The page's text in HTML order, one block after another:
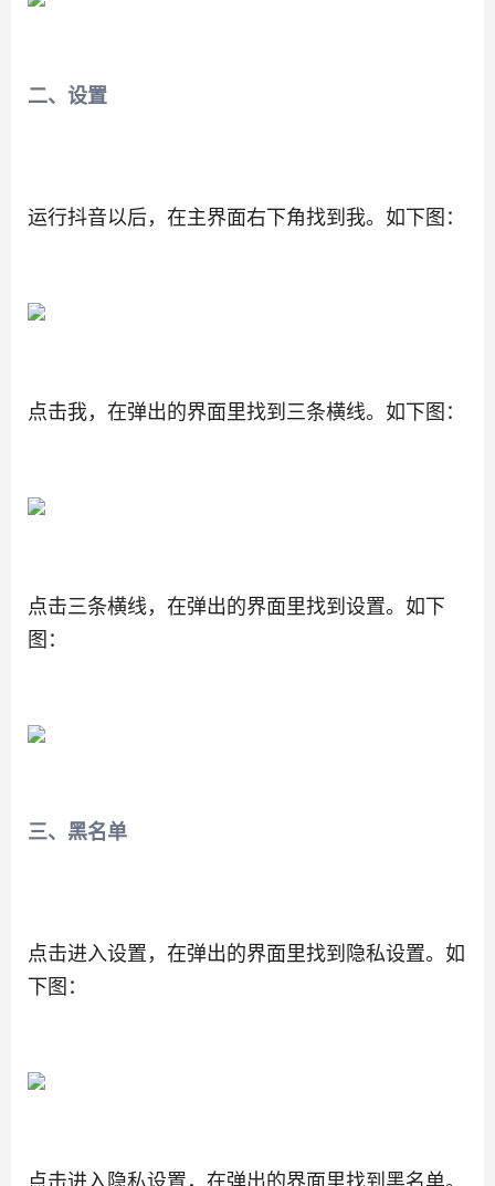
二、设置
运行抖音以后，在主界面右下角找到我。如下图：
点击我，在弹出的界面里找到三条横线。如下图：
点击三条横线，在弹出的界面里找到设置。如下
图：
三、黑名单
点击进入设置，在弹出的界面里找到隐私设置。如
下图：
点击进入隐私设置，在弹出的界面里找到黑名单。